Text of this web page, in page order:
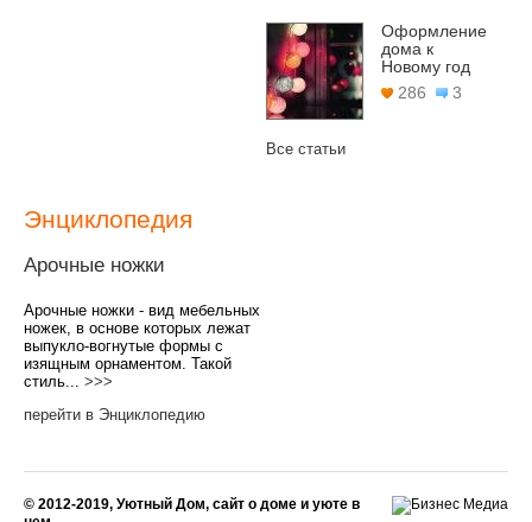
Оформление
дома к
Новому год
286
3
Все статьи
Энциклопедия
Арочные ножки
Арочные ножки - вид мебельных
ножек, в основе которых лежат
выпукло-вогнутые формы с
изящным орнаментом. Такой
стиль...
>>>
перейти в Энциклопедию
© 2012-2019, Уютный Дом, сайт о доме и уюте в